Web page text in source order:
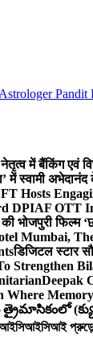
Pandit
में बैंकिंग एवं
में स्वामी
Hosts
DPIAF OTT
की भोजपुरी
Mumbai,
डिजिटल स्टार
Strengthen
Deepak
Where
త్రైమాసికంలో